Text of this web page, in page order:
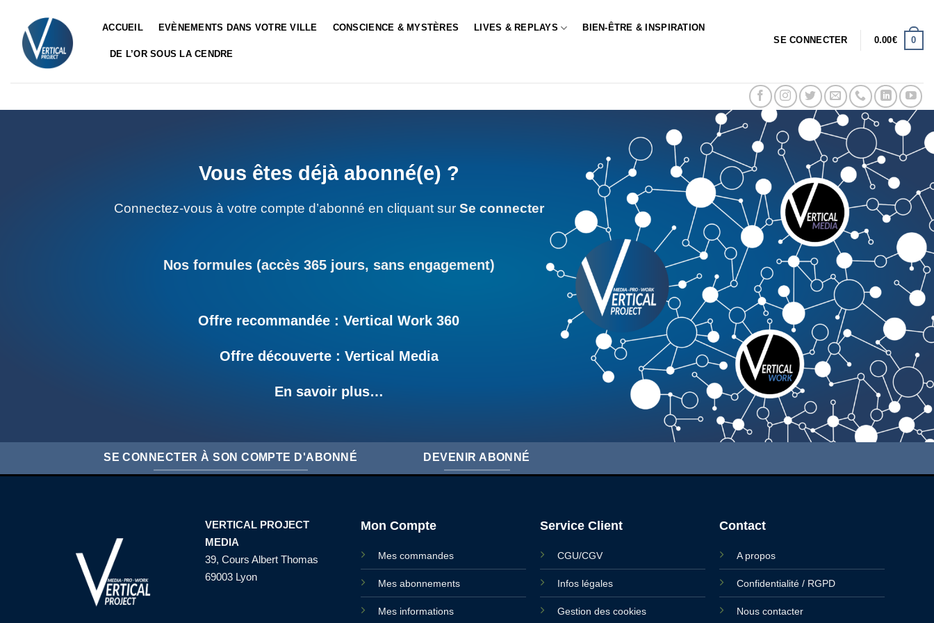
contenu
ACCUEIL EVÈNEMENTS DANS VOTRE VILLE CONSCIENCE & MYSTÈRES LIVES & REPLAYS BIEN-ÊTRE & INSPIRATION
DE L’OR SOUS LA CENDRE
SE CONNECTER 0.00€ 0
Vous êtes déjà abonné(e) ?
Connectez-vous à votre compte d’abonné en cliquant sur Se connecter
Nos formules (accès 365 jours, sans engagement)
Offre recommandée : Vertical Work 360
Offre découverte : Vertical Media
En savoir plus…
SE CONNECTER À SON COMPTE D'ABONNÉ DEVENIR ABONNÉ
VERTICAL PROJECT
MEDIA
39, Cours Albert Thomas
69003 Lyon
Mon Compte
Mes commandes
Mes abonnements
Mes informations
Service Client
CGU/CGV
Infos légales
Gestion des cookies
Contact
A propos
Confidentialité / RGPD
Nous contacter